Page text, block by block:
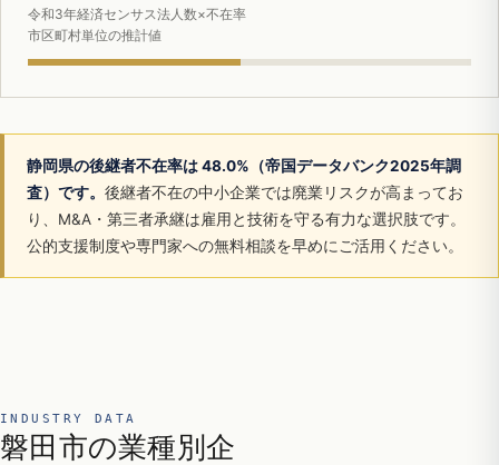
令和3年経済センサス法人数×不在率
市区町村単位の推計値
静岡県の後継者不在率は 48.0%（帝国データバンク2025年調
査）です。 後継者不在の中小企業では廃業リスクが高まってお
り、M&A・第三者承継は雇用と技術を守る有力な選択肢です。
公的支援制度や専門家への無料相談を早めにご活用ください。
INDUSTRY DATA
磐田市の業種別企